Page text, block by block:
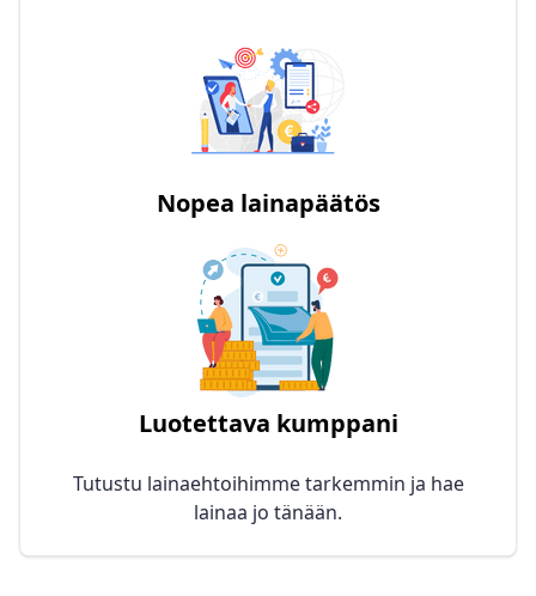
Nopea lainapäätös
Luotettava kumppani
Tutustu lainaehtoihimme tarkemmin ja hae
lainaa jo tänään.